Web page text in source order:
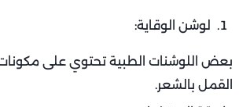
لوشن الوقاية:
بعض اللوشنات الطبية تحتوي على
القمل بالشعر.